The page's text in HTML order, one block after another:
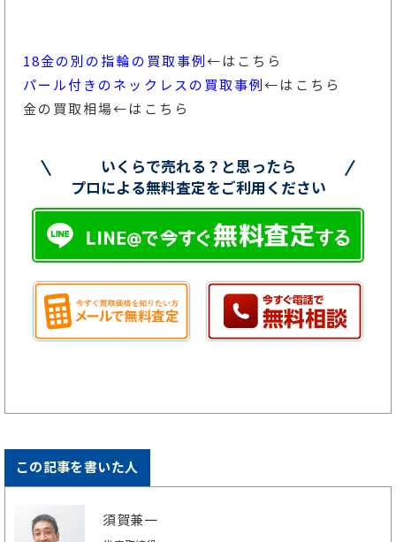
18金の別の指輪の買取事例←はこちら
パール付きのネックレスの買取事例←はこちら
金の買取相場←はこちら
いくらで売れる？と思ったら
プロによる無料査定をご利用ください
この記事を書いた人
須賀兼一